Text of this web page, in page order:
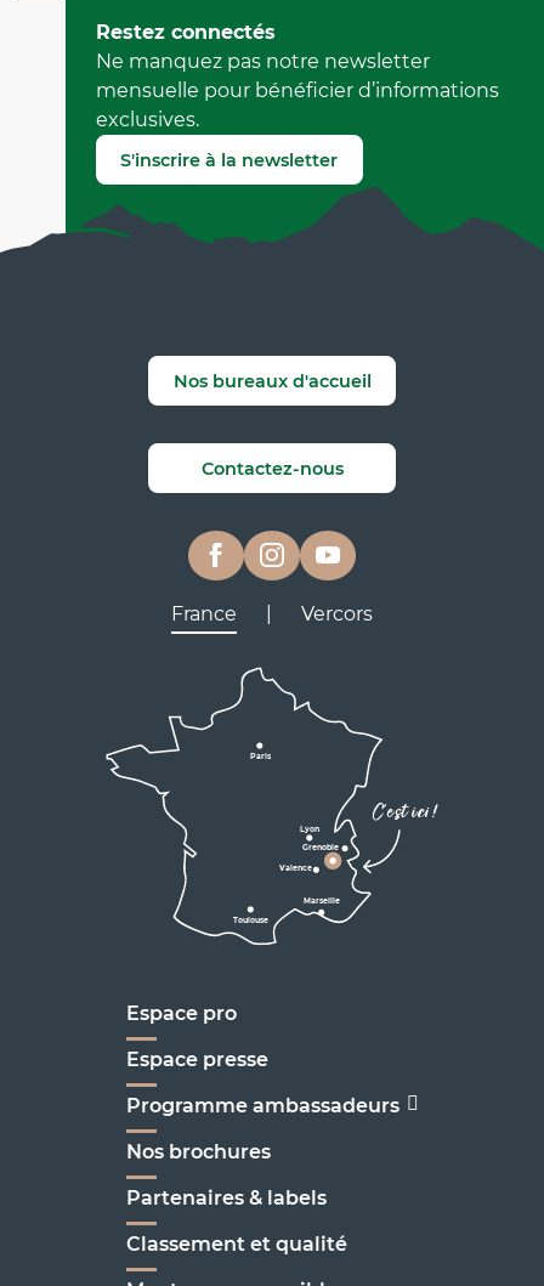
Mis à jour le 09 mai 2026 à 17:19
par Office Municipal de Tourisme de Villard-de-Lans
(Identifiant de l'offre :274903)
Signaler une erreur
Restez connectés
Ne manquez pas notre newsletter
mensuelle pour bénéficier d’informations
exclusives.
S'inscrire à la newsletter
Nos bureaux d'accueil
Contactez-nous
France Vercors
C'est ici !
Paris
Toulouse
Marseille
Lyon
Valence
Grenoble
D1075
D531
Valence
Lyon
Marseille
Espace pro
Espace presse
Programme ambassadeurs
Nos brochures
Partenaires & labels
Classement et qualité